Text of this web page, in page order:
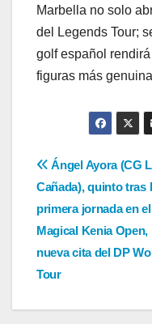
Marbella no solo
del Legends Tour;
golf español
figuras más
de
entradas
Ángel Ayora (CG
Cañada), quinto tras
primera jornada en el
Magical Kenia Open,
nueva cita del DP
Tour